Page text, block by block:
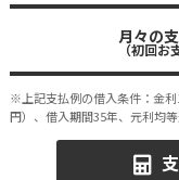
月々の
（初回お
※上記支払例の借入条件：金
円）、借入期間35年、元利均